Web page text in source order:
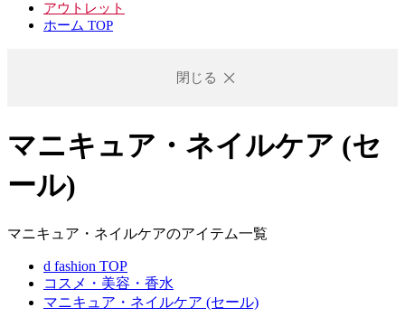
アウトレット
ホーム TOP
閉じる
マニキュア・ネイルケア (セ
ール)
マニキュア・ネイルケアのアイテム一覧
d fashion TOP
コスメ・美容・香水
マニキュア・ネイルケア (セール)